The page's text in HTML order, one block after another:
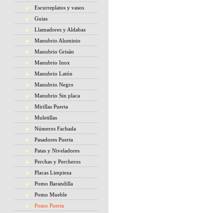
Escurreplatos y vasos
Guias
Llamadores y Aldabas
Manubrio Aluminio
Manubrio Grisán
Manubrio Inox
Manubrio Latón
Manubrio Negro
Manubrio Sin placa
Mirillas Puerta
Muletillas
Números Fachada
Pasadores Puerta
Patas y Niveladores
Perchas y Percheros
Placas Limpieza
Pomo Barandilla
Pomo Mueble
Pomo Puerta